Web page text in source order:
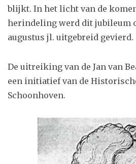
blijkt. In het licht van de
herindeling werd dit jubileum
augustus jl. uitgebreid gevierd.
De uitreiking van de Jan van
een initiatief van de
Schoonhoven.